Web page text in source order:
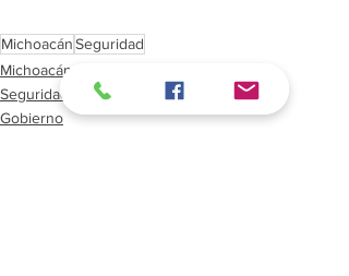
MichoacánSeguridad
Michoacán
Seguridad
Gobierno